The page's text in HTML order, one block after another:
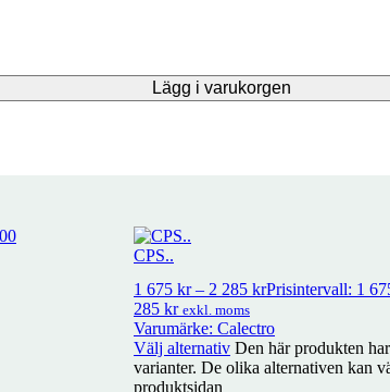
Lägg i varukorgen
CPS..
1 675 kr – 2 285 krPrisintervall: 1
285 kr exkl. moms
Varumärke: Calectro
Välj alternativ Den här produkten
varianter. De olika alternativen kan
produktsidan